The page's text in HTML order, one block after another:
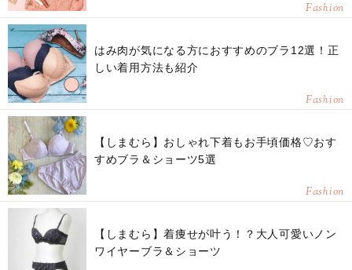
Fashion
はみ肉が気になる方におすすめのブラ12選！正
しい着用方法も紹介
Fashion
【しまむら】おしゃれ下着もお手頃価格♡おす
すめブラ＆ショーツ5選
Fashion
【しまむら】着痩せが叶う！？大人可愛いノン
ワイヤーブラ＆ショーツ